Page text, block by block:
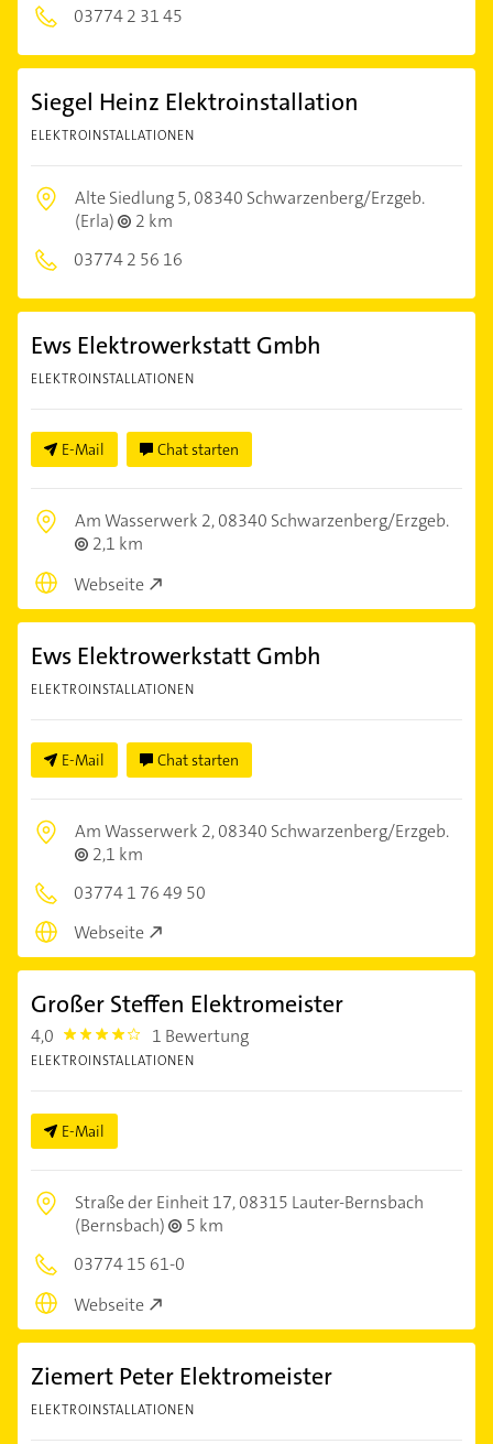
03774 2 31 45
Siegel Heinz Elektroinstallation
ELEKTROINSTALLATIONEN
Alte Siedlung 5,08340 Schwarzenberg/Erzgeb.
(Erla)
2 km
03774 2 56 16
Ews Elektrowerkstatt Gmbh
ELEKTROINSTALLATIONEN
E-Mail Chat starten
Am Wasserwerk 2,08340 Schwarzenberg/Erzgeb.
2,1 km
Webseite
Ews Elektrowerkstatt Gmbh
ELEKTROINSTALLATIONEN
E-Mail Chat starten
Am Wasserwerk 2,08340 Schwarzenberg/Erzgeb.
2,1 km
03774 1 76 49 50
Webseite
Großer Steffen Elektromeister
4,0 4.0 1 Bewertung
ELEKTROINSTALLATIONEN
E-Mail
Straße der Einheit 17,08315 Lauter-Bernsbach
(Bernsbach)
5 km
03774 15 61-0
Webseite
Ziemert Peter Elektromeister
ELEKTROINSTALLATIONEN